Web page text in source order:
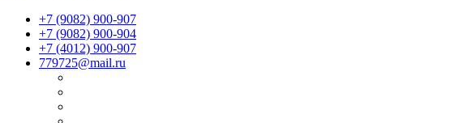
+7 (9082) 900-907
+7 (9082) 900-904
+7 (4012) 900-907
779725@mail.ru